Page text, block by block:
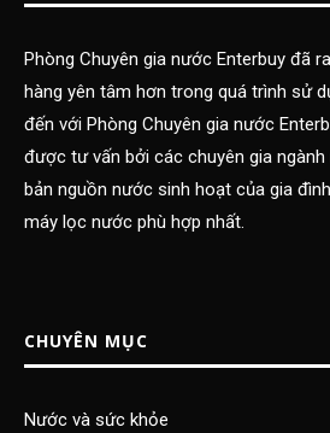
Phòng Chuyên gia nước Enterbuy đã
hàng yên tâm hơn trong quá trình sử
đến với Phòng Chuyên gia nước
được tư vấn bởi các chuyên gia
bản nguồn nước sinh hoạt của gia
máy lọc nước phù hợp nhất.
CHUYÊN MỤC
Nước và sức khỏe